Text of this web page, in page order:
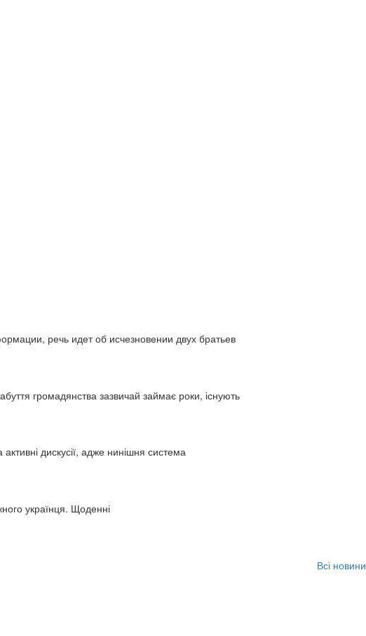
речь идет об исчезновении двух братьев
громадянства зазвичай займає роки, існують
активні дискусії, адже нинішня система
українця. Щоденні
Всі новини